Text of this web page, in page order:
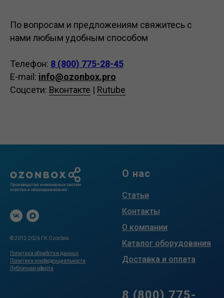
По вопросам и предложениям свяжитесь с
нами любым удобным способом
Телефон: 8 (800) 775-28-45
E-mail: info@ozonbox.pro
Соцсети: Вконтакте | Rutube
© 2012-2026 ГК Ozonbox
Политика обработки данных
Политика конфиденциальности
Публичная оферта
О нас
Статьи
Контакты
О компании
Каталог оборудования
Доставка и оплата
8 (800) 775-